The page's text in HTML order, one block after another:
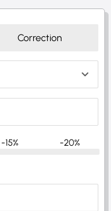
Correction
-15% -20%